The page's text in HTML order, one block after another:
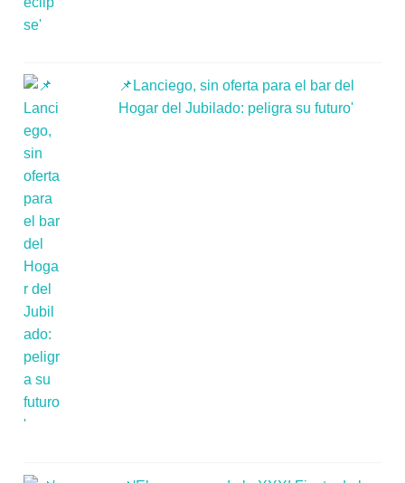
📌Lanciego, sin oferta para el bar del
Hogar del Jubilado: peligra su futuro'